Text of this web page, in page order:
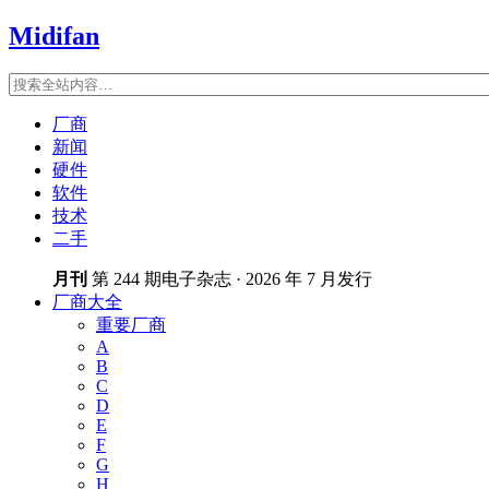
Midifan
厂商
新闻
硬件
软件
技术
二手
月刊 第 244 期电子杂志 · 2026 年 7 月发行
厂商大全
重要厂商
A
B
C
D
E
F
G
H